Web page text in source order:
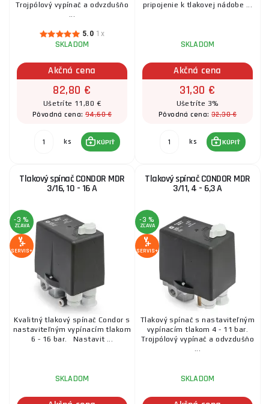
Trojpólový vypínač a odvzdušňo
...
5.0 1x
SKLADOM
Akčná cena
82,80 €
Ušetríte 11,80 €
Pôvodná cena:94,60 €
ks KÚPIŤ
pripojenie k tlakovej nádobe ...
SKLADOM
Akčná cena
31,30 €
Ušetríte 3%
Pôvodná cena:32,30 €
ks KÚPIŤ
Tlakový spínač CONDOR MDR
3/16, 10 - 16 A
-3 %
ZĽAVA
SERVIS+
Kvalitný tlakový spínač Condor s
nastaviteľným vypínacím tlakom
6 - 16 bar. Nastavit ...
SKLADOM
Tlakový spínač CONDOR MDR
3/11, 4 - 6,3 A
-3 %
ZĽAVA
SERVIS+
Tlakový spínač s nastaviteľným
vypínacím tlakom 4 - 11 bar.
Trojpólový vypínač a odvzdušňo
...
SKLADOM